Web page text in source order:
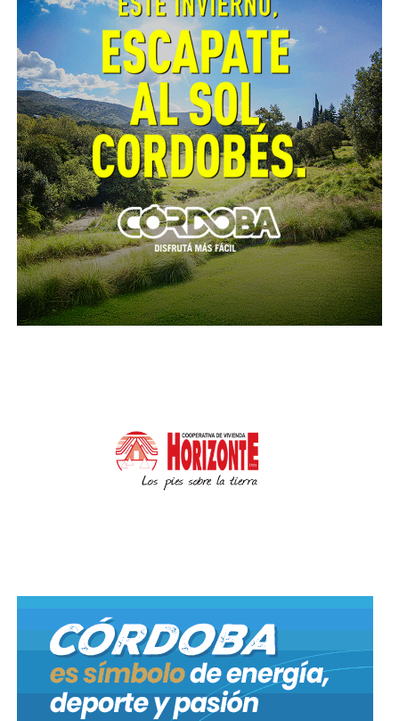
personal policial procedió a la detención de dos
jóvenes de 17 y 19 años junto al secuestro de piedras
con las que habrían realizado daños en comercios
y lo incautado fueron trasladados a sede policial
quedando a disposición de la justicia.
Arrebató una mochila a bordo de una